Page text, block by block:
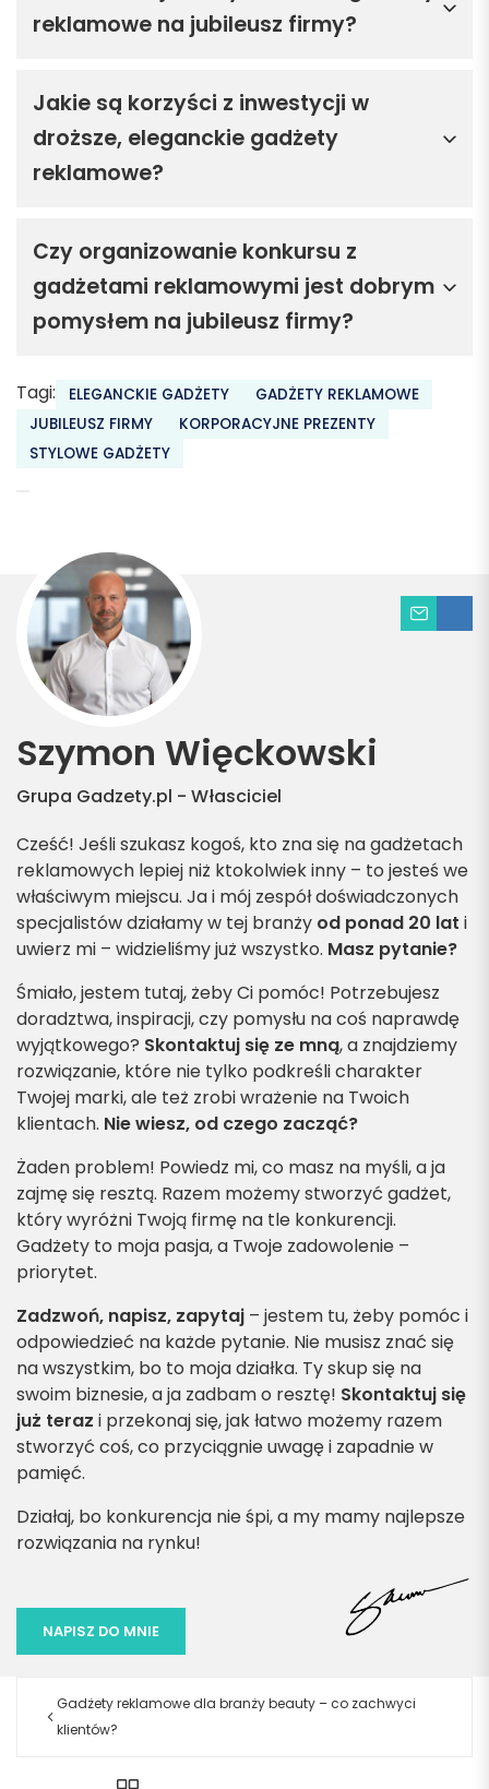
reklamowe na jubileusz firmy?
Jakie są korzyści z inwestycji w
droższe, eleganckie gadżety
reklamowe?
Czy organizowanie konkursu z
gadżetami reklamowymi jest dobrym
pomysłem na jubileusz firmy?
Tagi: ELEGANCKIE GADŻETY
GADŻETY REKLAMOWE
JUBILEUSZ FIRMY
KORPORACYJNE PREZENTY
STYLOWE GADŻETY
Szymon Więckowski
Grupa Gadzety.pl - Własciciel
Cześć! Jeśli szukasz kogoś, kto zna się na gadżetach
reklamowych lepiej niż ktokolwiek inny – to jesteś we
właściwym miejscu. Ja i mój zespół doświadczonych
specjalistów działamy w tej branży od ponad 20 lat i
uwierz mi – widzieliśmy już wszystko. Masz pytanie?
Śmiało, jestem tutaj, żeby Ci pomóc! Potrzebujesz
doradztwa, inspiracji, czy pomysłu na coś naprawdę
wyjątkowego? Skontaktuj się ze mną, a znajdziemy
rozwiązanie, które nie tylko podkreśli charakter
Twojej marki, ale też zrobi wrażenie na Twoich
klientach. Nie wiesz, od czego zacząć?
Żaden problem! Powiedz mi, co masz na myśli, a ja
zajmę się resztą. Razem możemy stworzyć gadżet,
który wyróżni Twoją firmę na tle konkurencji.
Gadżety to moja pasja, a Twoje zadowolenie –
priorytet.
Zadzwoń, napisz, zapytaj – jestem tu, żeby pomóc i
odpowiedzieć na każde pytanie. Nie musisz znać się
na wszystkim, bo to moja działka. Ty skup się na
swoim biznesie, a ja zadbam o resztę! Skontaktuj się
już teraz i przekonaj się, jak łatwo możemy razem
stworzyć coś, co przyciągnie uwagę i zapadnie w
pamięć.
Działaj, bo konkurencja nie śpi, a my mamy najlepsze
rozwiązania na rynku!
NAPISZ DO MNIE
Gadżety reklamowe dla branży beauty – co zachwyci
klientów?